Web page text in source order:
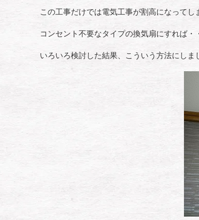
この工事だけでは電気工事が割高になってし
コンセント不要なタイプの換気扇にすれば・
いろいろ検討した結果、こういう方法にしま